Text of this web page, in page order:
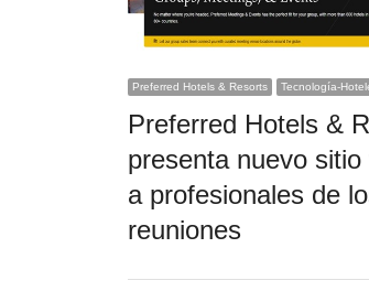
Preferred Hotels & Resorts Tecnología-
Preferred Hotels &
presenta nuevo
a profesionales de
reuniones